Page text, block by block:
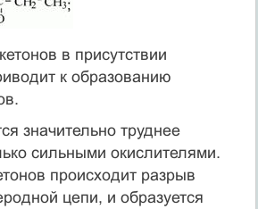
в присутствии
к образованию
значительно труднее
сильными окислителями.
происходит разрыв
цепи, и образуется